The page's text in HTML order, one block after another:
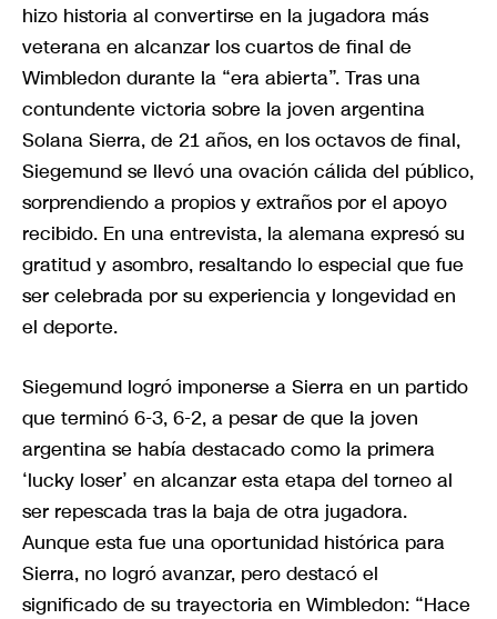
hizo historia al convertirse en la jugadora más
veterana en alcanzar los cuartos de final de
Wimbledon durante la “era abierta”. Tras una
contundente victoria sobre la joven argentina
Solana Sierra, de 21 años, en los octavos de final,
Siegemund se llevó una ovación cálida del público,
sorprendiendo a propios y extraños por el apoyo
recibido. En una entrevista, la alemana expresó su
gratitud y asombro, resaltando lo especial que fue
ser celebrada por su experiencia y longevidad en
el deporte.
Siegemund logró imponerse a Sierra en un partido
que terminó 6-3, 6-2, a pesar de que la joven
argentina se había destacado como la primera
‘lucky loser’ en alcanzar esta etapa del torneo al
ser repescada tras la baja de otra jugadora.
Aunque esta fue una oportunidad histórica para
Sierra, no logró avanzar, pero destacó el
significado de su trayectoria en Wimbledon: “Hace